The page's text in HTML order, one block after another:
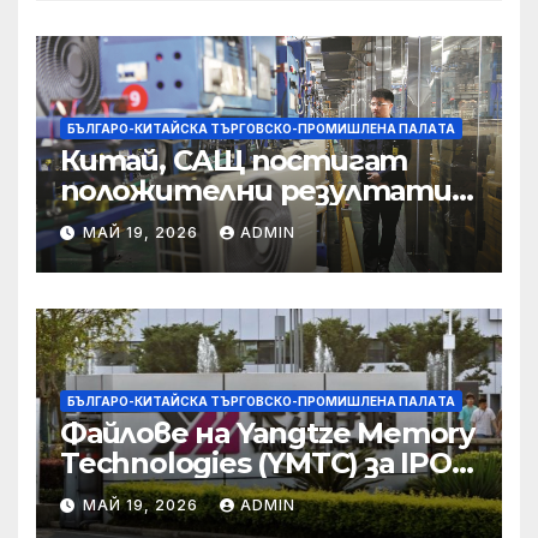
борбата с
корпоративната
престъпност
БЪЛГАРО-КИТАЙСКА ТЪРГОВСКО-ПРОМИШЛЕНА ПАЛAТА
Китай, САЩ постигат
положителни резултати в
икономическите и
търговски консултации:
министерство
МАЙ 19, 2026 ADMIN
БЪЛГАРО-КИТАЙСКА ТЪРГОВСКО-ПРОМИШЛЕНА ПАЛAТА
Файлове на Yangtze Memory
Technologies (YMTC) за IPO
на STAR Market
МАЙ 19, 2026 ADMIN